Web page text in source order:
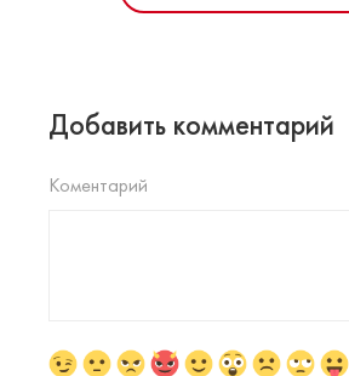
Добавить комментарий
Коментарий